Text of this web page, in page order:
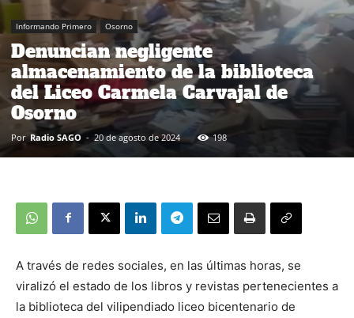
Informando Primero Osorno
Denuncian negligente
almacenamiento de la biblioteca
del Liceo Carmela Carvajal de
Osorno
Por Radio SAGO - 20 de agosto de 2024 198
A través de redes sociales, en las últimas horas, se
viralizó el estado de los libros y revistas pertenecientes a
la biblioteca del vilipendiado liceo bicentenario de